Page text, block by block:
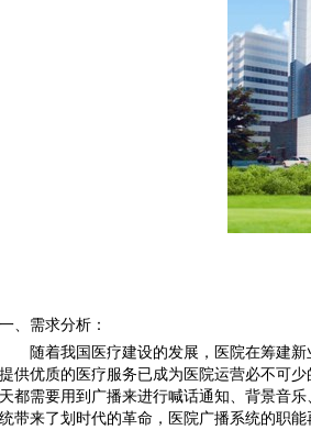
一、需求分析：
随着我国医疗建设的发展，医院在筹建新业
提供优质的医疗服务已成为医院运营必不可
天都需要用到广播来进行喊话通知、背景音
统带来了划时代的革命，医院广播系统的职